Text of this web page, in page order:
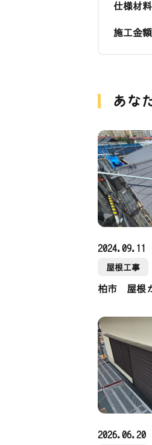
仕様材
スー
施工金
あな
2024.09.11
屋根工事
柏市 屋根
2026.06.20